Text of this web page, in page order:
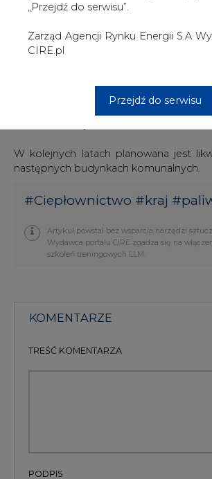
„Przejdź do serwisu”.
Zarząd Agencji Rynku Energii S.A
CIRE.pl
Przejdź do serwisu
kompletowanie uzgodnień i pozwoleń
podłączenia do sieci miejskiej
Inwestycja zostanie wykonana
obecnego sezonu grzewczego. Dzięki
W kolejnych latach planowana jest
następnych budynkach komunalnych.
#Ciepłownictwo #kraj #
Artykuł powstał bez wsparcia narzędzi
Wydawca portalu CIRE zgadza się na
szkoleń treningowych LLM.
KOMENTARZE
TREŚĆ KOMENTARZA
PODPIS